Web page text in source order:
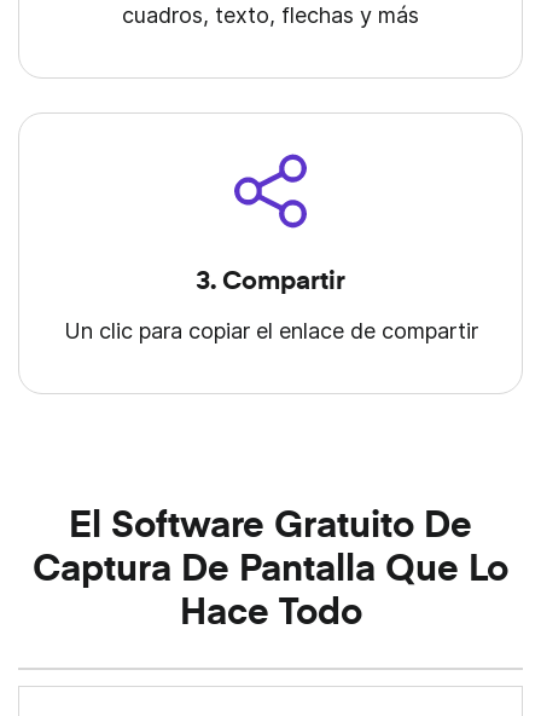
cuadros, texto, flechas y más
3. Compartir
Un clic para copiar el enlace de compartir
El Software Gratuito De
Captura De Pantalla Que Lo
Hace Todo